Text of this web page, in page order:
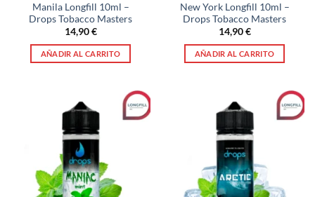
Manila Longfill 10ml –
Drops Tobacco Masters
14,90€
AÑADIR AL CARRITO
New York Longfill 10ml –
Drops Tobacco Masters
14,90€
AÑADIR AL CARRITO